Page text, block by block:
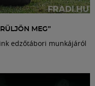
MEG”
edzőtábori munkájáról